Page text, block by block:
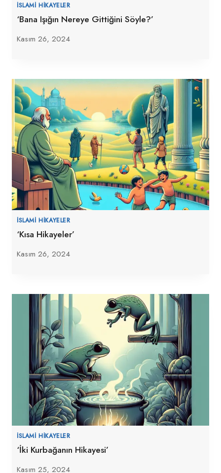
İSLAMI HIKAYELER
‘Bana Işığın Nereye Gittiğini Söyle?’
Kasım 26, 2024
İSLAMI HIKAYELER
‘Kısa Hikayeler’
Kasım 26, 2024
İSLAMI HIKAYELER
‘İki Kurbağanın Hikayesi’
Kasım 25, 2024